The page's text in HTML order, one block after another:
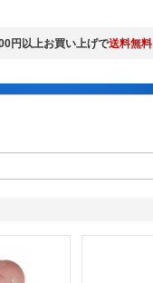
円以上お買い上げで送料無料